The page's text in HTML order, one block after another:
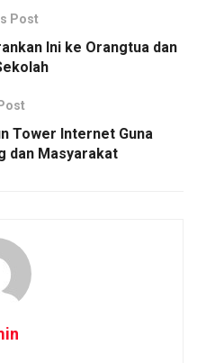
Post
Ini ke Orangtua dan
Tower Internet Guna
dan Masyarakat